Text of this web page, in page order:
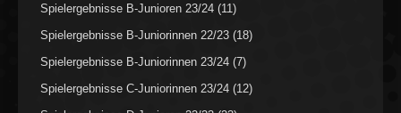
Spielergebnisse B-Junioren 23/24 (11)
Spielergebnisse B-Juniorinnen 22/23 (18)
Spielergebnisse B-Juniorinnen 23/24 (7)
Spielergebnisse C-Juniorinnen 23/24 (12)